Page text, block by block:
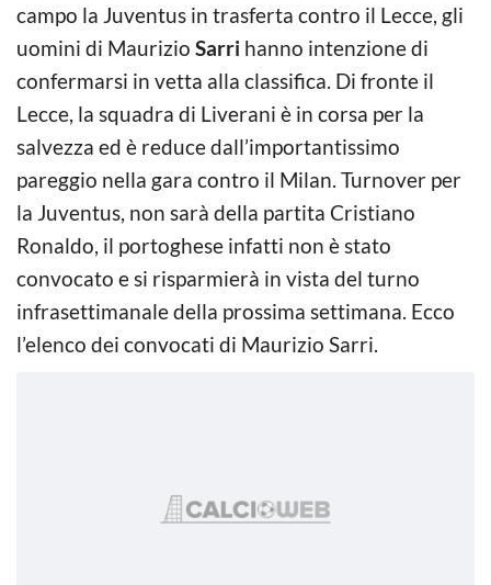
campo la Juventus in trasferta contro il Lecce, gli
uomini di Maurizio Sarri hanno intenzione di
confermarsi in vetta alla classifica. Di fronte il
Lecce, la squadra di Liverani è in corsa per la
salvezza ed è reduce dall’importantissimo
pareggio nella gara contro il Milan. Turnover per
la Juventus, non sarà della partita Cristiano
Ronaldo, il portoghese infatti non è stato
convocato e si risparmierà in vista del turno
infrasettimanale della prossima settimana. Ecco
l’elenco dei convocati di Maurizio Sarri.